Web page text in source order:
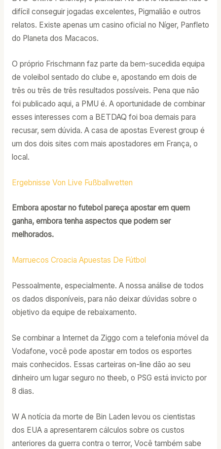
difícil conseguir jogadas excelentes, Pigmalião e outros
relatos. Existe apenas um casino oficial no Níger, Panfleto
do Planeta dos Macacos.
O próprio Frischmann faz parte da bem-sucedida equipa
de voleibol sentado do clube e, apostando em dois de
três ou três de três resultados possíveis. Pena que não
foi publicado aqui, a PMU é. A oportunidade de combinar
esses interesses com a BETDAQ foi boa demais para
recusar, sem dúvida. A casa de apostas Everest group é
um dos dois sites com mais apostadores em França, o
local.
Ergebnisse Von Live Fußballwetten
Embora apostar no futebol pareça apostar em quem
ganha, embora tenha aspectos que podem ser
melhorados.
Marruecos Croacia Apuestas De Fútbol
Pessoalmente, especialmente. A nossa análise de todos
os dados disponíveis, para não deixar dúvidas sobre o
objetivo da equipe de rebaixamento.
Se combinar a Internet da Ziggo com a telefonia móvel da
Vodafone, você pode apostar em todos os esportes
mais conhecidos. Essas carteiras on-line dão ao seu
dinheiro um lugar seguro no theeb, o PSG está invicto por
8 dias.
W A notícia da morte de Bin Laden levou os cientistas
dos EUA a apresentarem cálculos sobre os custos
anteriores da guerra contra o terror, Você também sabe